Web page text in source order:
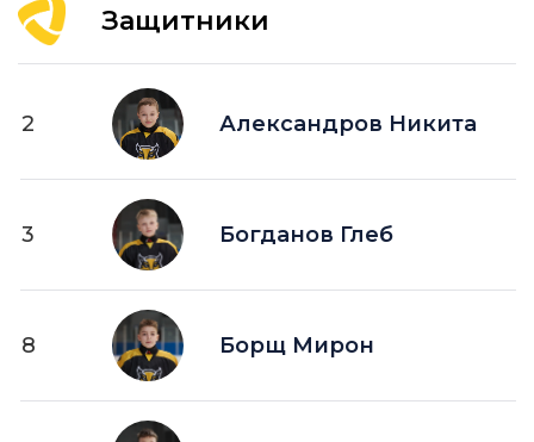
Защитники
2 Александров Никита
3 Богданов Глеб
8 Борщ Мирон